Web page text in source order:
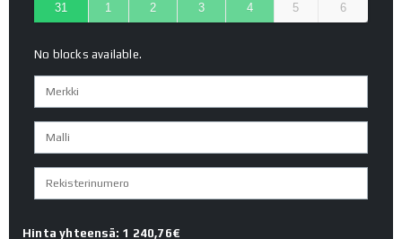
31 1 2 3 4 5 6
No blocks available.
Hinta yhteensä: 1 240,76€